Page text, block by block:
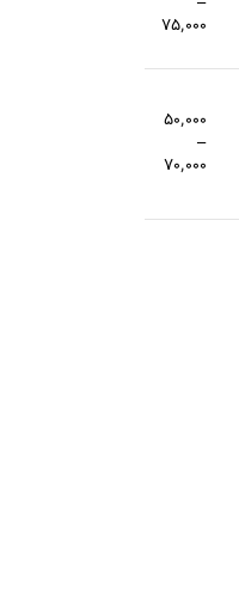
۷۵٬۰۰۰
۵۰٬۰۰۰
–
۷۰٬۰۰۰